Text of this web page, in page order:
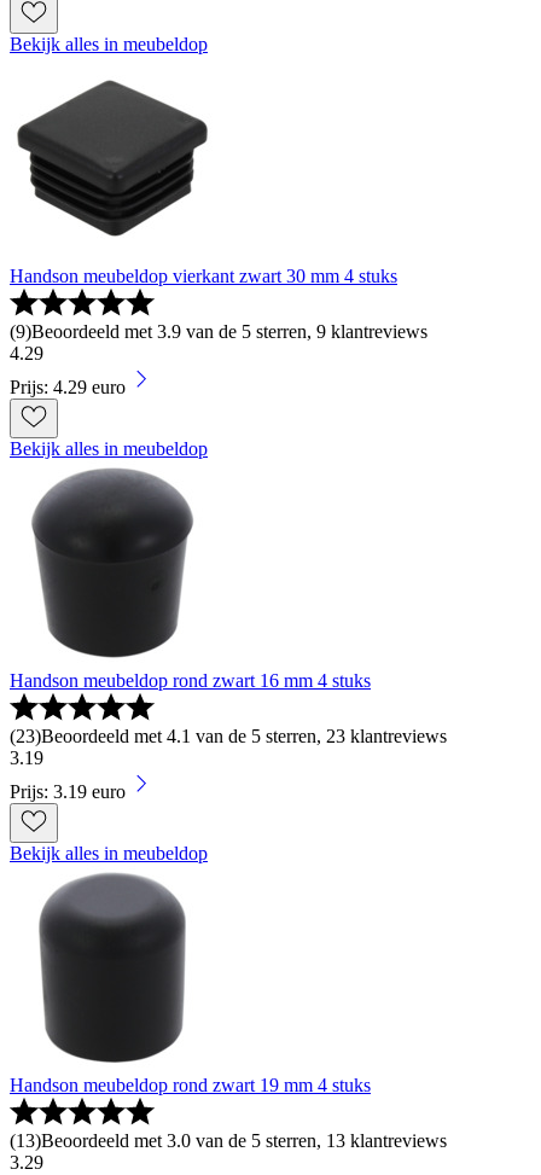
Bekijk alles in meubeldop
Handson meubeldop vierkant zwart 30 mm 4 stuks
(9)Beoordeeld met 3.9 van de 5 sterren, 9 klantreviews
4.29
Prijs: 4.29 euro
Bekijk alles in meubeldop
Handson meubeldop rond zwart 16 mm 4 stuks
(23)Beoordeeld met 4.1 van de 5 sterren, 23 klantreviews
3.19
Prijs: 3.19 euro
Bekijk alles in meubeldop
Handson meubeldop rond zwart 19 mm 4 stuks
(13)Beoordeeld met 3.0 van de 5 sterren, 13 klantreviews
3.29